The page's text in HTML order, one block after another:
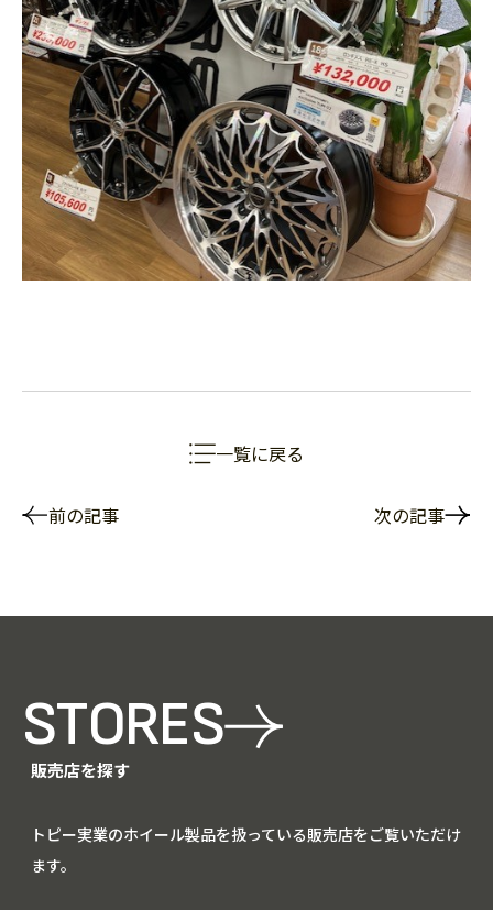
一覧に戻る
前の記事 次の記事
STORES
販売店を探す
トピー実業のホイール製品を扱っている販売店をご覧いただけ
ます。